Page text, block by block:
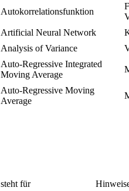
Autokorrelationsfunktion
Artificial Neural Network
Analysis of Variance
Auto-Regressive Integrated
Moving Average
Auto-Regressive Moving
Average
steht für